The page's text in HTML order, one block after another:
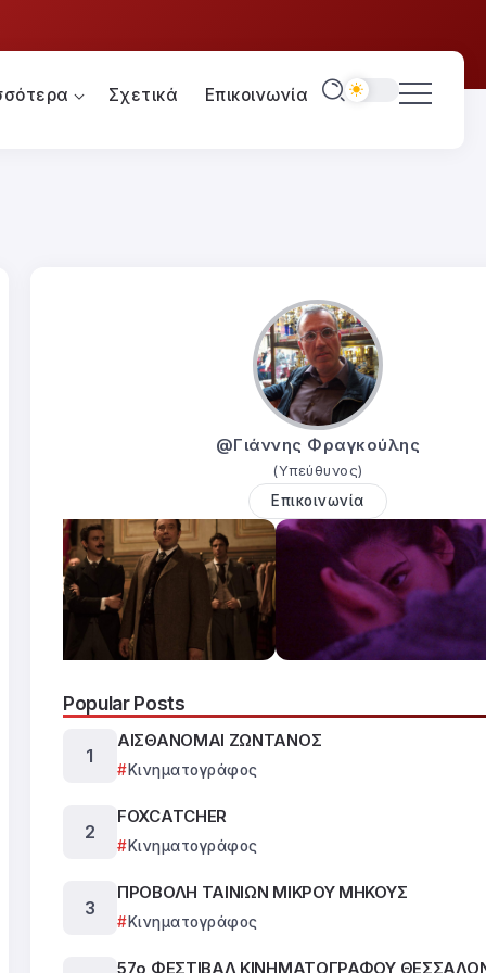
Σχετικά Επικοινωνία
@Γιάννης Φραγκούλης
(Υπεύθυνος)
Επικοινωνία
Popular Posts
ΑΙΣΘΑΝΟΜΑΙ ΖΩΝΤΑΝΟΣ
Κινηματογράφος
FOXCATCHER
Κινηματογράφος
ΠΡΟΒΟΛΗ ΤΑΙΝΙΩΝ ΜΙΚΡΟΥ ΜΗΚΟΥΣ
Κινηματογράφος
57ο ΦΕΣΤΙΒΑΛ ΚΙΝΗΜΑΤΟΓΡΑΦΟΥ